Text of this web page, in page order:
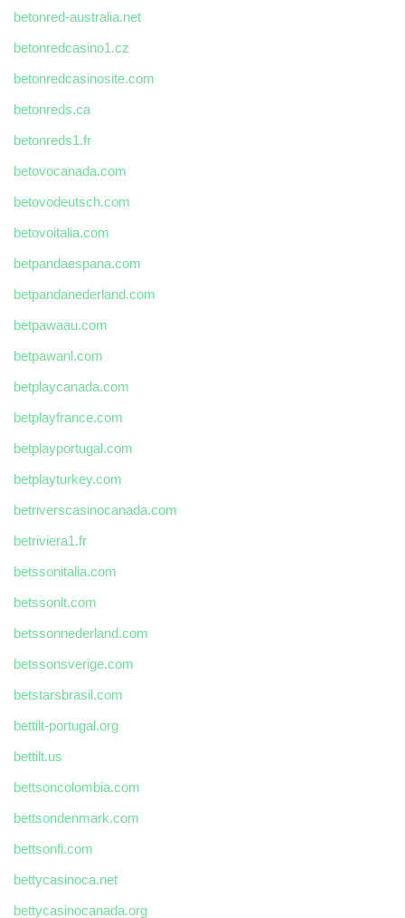
betonred-australia.net
betonredcasino1.cz
betonredcasinosite.com
betonreds.ca
betonreds1.fr
betovocanada.com
betovodeutsch.com
betovoitalia.com
betpandaespana.com
betpandanederland.com
betpawaau.com
betpawanl.com
betplaycanada.com
betplayfrance.com
betplayportugal.com
betplayturkey.com
betriverscasinocanada.com
betriviera1.fr
betssonitalia.com
betssonlt.com
betssonnederland.com
betssonsverige.com
betstarsbrasil.com
bettilt-portugal.org
bettilt.us
bettsoncolombia.com
bettsondenmark.com
bettsonfi.com
bettycasinoca.net
bettycasinocanada.org